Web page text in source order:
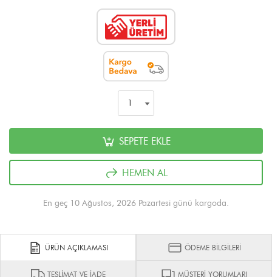
SEPETE EKLE
HEMEN AL
En geç 10 Ağustos, 2026 Pazartesi günü kargoda.
ÜRÜN AÇIKLAMASI ÖDEME BİLGİLERİ
TESLİMAT VE İADE MÜŞTERİ YORUMLARI